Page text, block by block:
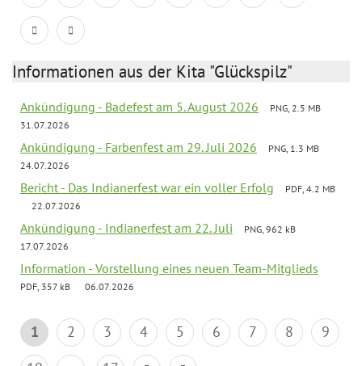
Informationen aus der Kita "Glückspilz"
Ankündigung - Badefest am 5. August 2026
PNG, 2.5 MB
31.07.2026
Ankündigung - Farbenfest am 29. Juli 2026
PNG, 1.3 MB
24.07.2026
Bericht - Das Indianerfest war ein voller Erfolg
PDF, 4.2 MB
22.07.2026
Ankündigung - Indianerfest am 22. Juli
PNG, 962 kB
17.07.2026
Information - Vorstellung eines neuen Team-Mitglieds
PDF, 357 kB 06.07.2026
1 2 3 4 5 6 7 8
9